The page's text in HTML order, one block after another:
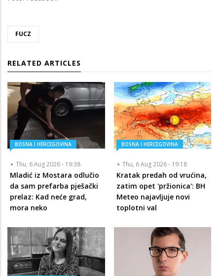
FUCZ
RELATED ARTICLES
BOSNA I HERCEGOVINA
Thu, 6 Aug 2026 - 19:38
Mladić iz Mostara odlučio
da sam prefarba pješački
prelaz: Kad neće grad,
mora neko
BOSNA I HERCEGOVINA
Thu, 6 Aug 2026 - 19:18
Kratak predah od vrućina,
zatim opet 'pržionica': BH
Meteo najavljuje novi
toplotni val